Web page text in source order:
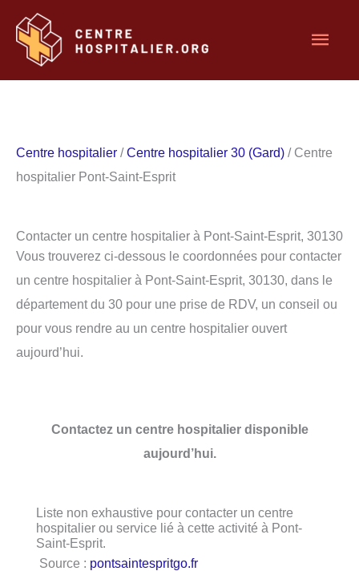
contenu
Centre hospitalier /Centre hospitalier 30 (Gard) / Centre
hospitalier Pont-Saint-Esprit
Contacter un centre hospitalier à Pont-Saint-Esprit, 30130
Vous trouverez ci-dessous le coordonnées pour contacter
un centre hospitalier à Pont-Saint-Esprit, 30130, dans le
département du 30 pour une prise de RDV, un conseil ou
pour vous rendre au un centre hospitalier ouvert
aujourd’hui.
Contactez un centre hospitalier disponible
aujourd’hui.
Liste non exhaustive pour contacter un centre
hospitalier ou service lié à cette activité à Pont-
Saint-Esprit.
Source : pontsaintespritgo.fr